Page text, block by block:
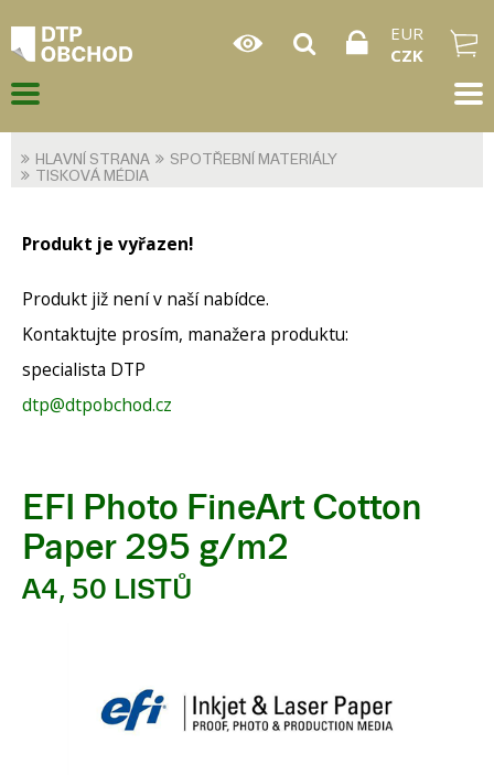
EUR
CZK
HLAVNÍ STRANA
SPOTŘEBNÍ MATERIÁLY
TISKOVÁ MÉDIA
Produkt je vyřazen!
Produkt již není v naší nabídce.
Kontaktujte prosím, manažera produktu:
specialista DTP
dtp@dtpobchod.cz
EFI Photo FineArt Cotton
Paper 295 g/m2
A4, 50 LISTŮ